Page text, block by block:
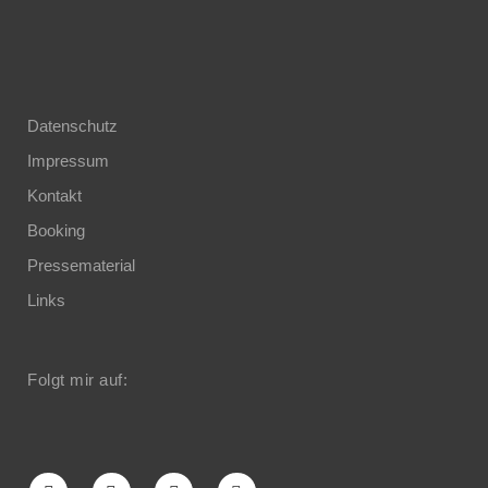
Datenschutz
Impressum
Kontakt
Booking
Pressematerial
Links
Folgt mir auf: